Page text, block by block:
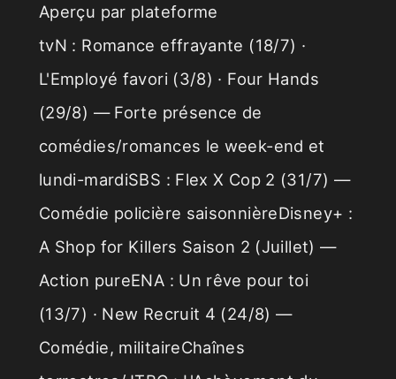
Aperçu par plateforme
tvN : Romance effrayante (18/7) ·
L'Employé favori (3/8) · Four Hands
(29/8) — Forte présence de
comédies/romances le week-end et
lundi-mardiSBS : Flex X Cop 2 (31/7) —
Comédie policière saisonnièreDisney+ :
A Shop for Killers Saison 2 (Juillet) —
Action pureENA : Un rêve pour toi
(13/7) · New Recruit 4 (24/8) —
Comédie, militaireChaînes